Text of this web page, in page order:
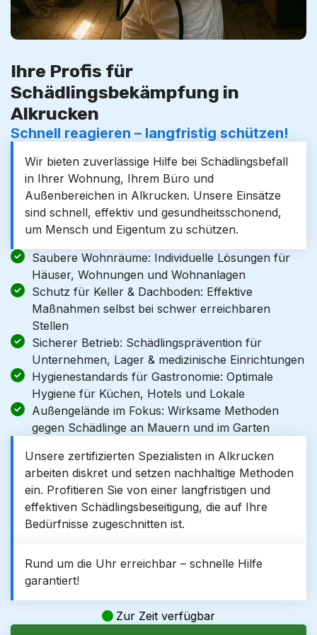
Ihre Profis für
Schädlingsbekämpfung in
Alkrucken
Schnell reagieren – langfristig schützen!
Wir bieten zuverlässige Hilfe bei Schädlingsbefall
in Ihrer Wohnung, Ihrem Büro und
Außenbereichen in Alkrucken. Unsere Einsätze
sind schnell, effektiv und gesundheitsschonend,
um Mensch und Eigentum zu schützen.
Saubere Wohnräume: Individuelle Lösungen für
Häuser, Wohnungen und Wohnanlagen
Schutz für Keller & Dachboden: Effektive
Maßnahmen selbst bei schwer erreichbaren
Stellen
Sicherer Betrieb: Schädlingsprävention für
Unternehmen, Lager & medizinische Einrichtungen
Hygienestandards für Gastronomie: Optimale
Hygiene für Küchen, Hotels und Lokale
Außengelände im Fokus: Wirksame Methoden
gegen Schädlinge an Mauern und im Garten
Unsere zertifizierten Spezialisten in Alkrucken
arbeiten diskret und setzen nachhaltige Methoden
ein. Profitieren Sie von einer langfristigen und
effektiven Schädlingsbeseitigung, die auf Ihre
Bedürfnisse zugeschnitten ist.
Rund um die Uhr erreichbar – schnelle Hilfe
garantiert!
Zur Zeit verfügbar